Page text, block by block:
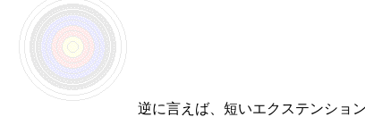
逆に言えば、短いエクステンショ